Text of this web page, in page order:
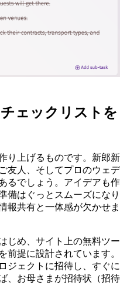
ェックリストを
り上げるものです。新郎新
友人、そしてプロのウェデ
るでしょう。アイデアも作
備はぐっとスムーズになり
報共有と一体感が欠かせま
じめ、サイト上の無料ツー
前提に設計されています。
ジェクトに招待し、すぐに
、お母さまが招待状（招待